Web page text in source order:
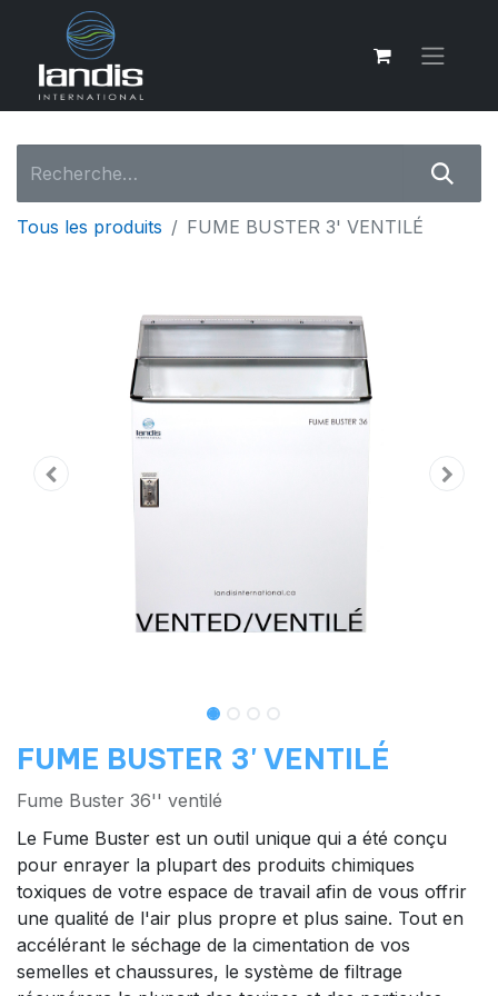
Tous les produits FUME BUSTER 3' VENTILÉ
FUME BUSTER 3' VENTILÉ
Fume Buster 36'' ventilé
Le Fume Buster est un outil unique qui a été conçu
pour enrayer la plupart des produits chimiques
toxiques de votre espace de travail afin de vous offrir
une qualité de l'air plus propre et plus saine. Tout en
accélérant le séchage de la cimentation de vos
semelles et chaussures, le système de filtrage